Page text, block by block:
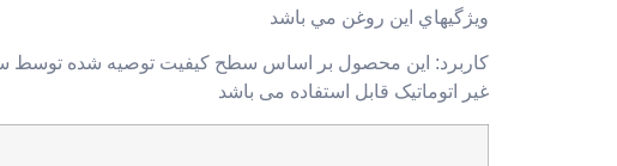
ويژگيهاي اين روغن مي باشد
کاربرد: این محصول بر اساس سطح کیفیت توصیه شده توسط
غیر اتوماتیک قابل استفاده می باشد